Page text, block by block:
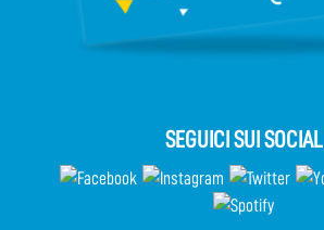
SEGUICI SUI SOCIAL